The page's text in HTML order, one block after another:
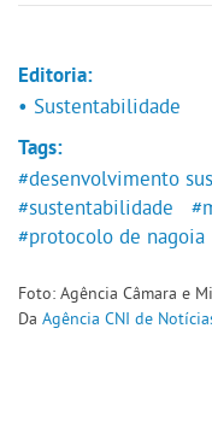
Editoria:
• Sustentabilidade
Tags:
#desenvolvimento
#sustentabilidade
#protocolo de nagoia
Foto: Agência Câmara e
Da Agência CNI de